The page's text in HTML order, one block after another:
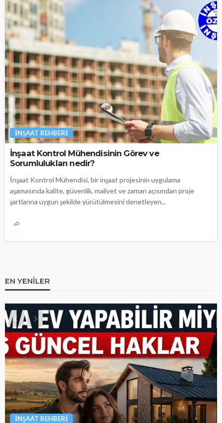
İNŞAAT REHBERI
İnşaat Kontrol Mühendisinin Görev ve
Sorumlulukları nedir?
İnşaat Kontrol Mühendisi, bir inşaat projesinin uygulama
aşamasında kalite, güvenlik, maliyet ve zaman açısından proje
şartlarına uygun şekilde yürütülmesini denetleyen...
EN YENILER
İNŞAAT REHBERI